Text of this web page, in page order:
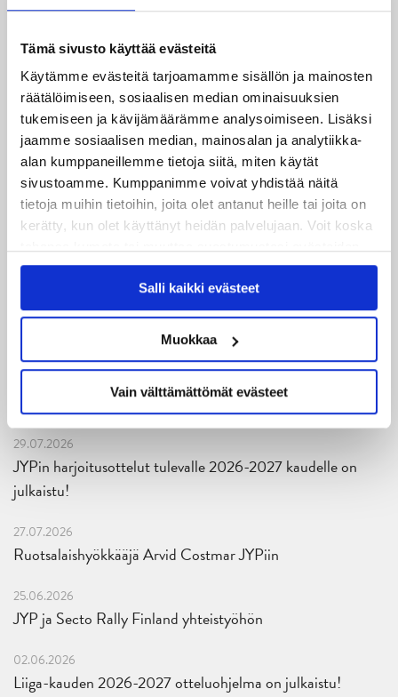
Tämä sivusto käyttää evästeitä
Käytämme evästeitä tarjoamamme sisällön ja mainosten
räätälöimiseen, sosiaalisen median ominaisuuksien
tukemiseen ja kävijämäärämme analysoimiseen. Lisäksi
jaamme sosiaalisen median, mainosalan ja analytiikka-
alan kumppaneillemme tietoja siitä, miten käytät
sivustoamme. Kumppanimme voivat yhdistää näitä
tietoja muihin tietoihin, joita olet antanut heille tai joita on
kerätty, kun olet käyttänyt heidän palvelujaan. Voit koska
käytöstäEvästeet-sivultamme.
Salli kaikki evästeet
Muokkaa
Vain välttämättömät evästeet
Uusimmat
08.08.2026
Turnausraportti: JYP juhlii seurahistorian ensimmäistä
Tampere Cupin voittoa!
06.08.2026
JYPin kausi käyntiin Tampere Cupista!
JYPin kapteenisto Liiga-kauteen 2026–2027 on nimetty
04.08.2026
Joukkueen yhteisharjoitukset ovat alkaneet – ensimmäinen
mittari luvassa jo heti viikonloppuna Tampere Cupissa!
29.07.2026
JYPin harjoitusottelut tulevalle 2026-2027 kaudelle on
julkaistu!
27.07.2026
Ruotsalaishyökkääjä Arvid Costmar JYPiin
25.06.2026
JYP ja Secto Rally Finland yhteistyöhön
02.06.2026
Liiga-kauden 2026-2027 otteluohjelma on julkaistu!